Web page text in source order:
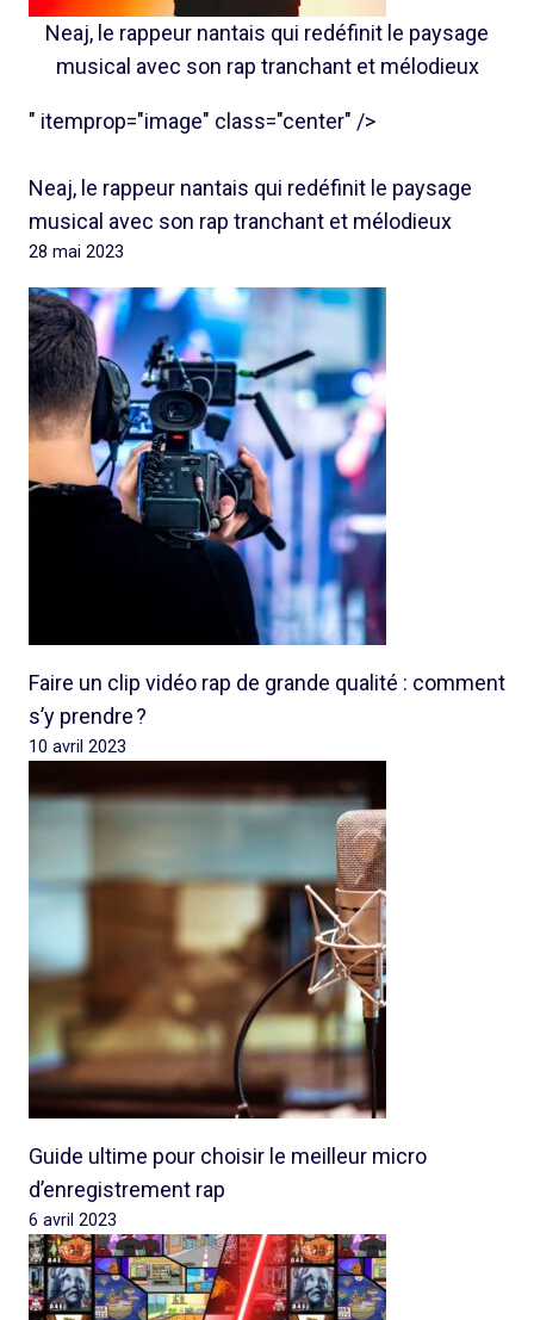
Neaj, le rappeur nantais qui redéfinit le paysage
musical avec son rap tranchant et mélodieux
" itemprop="image" class="center" />
Neaj, le rappeur nantais qui redéfinit le paysage
musical avec son rap tranchant et mélodieux
28 mai 2023
Faire un clip vidéo rap de grande qualité : comment
s’y prendre ?
10 avril 2023
Guide ultime pour choisir le meilleur micro
d’enregistrement rap
6 avril 2023